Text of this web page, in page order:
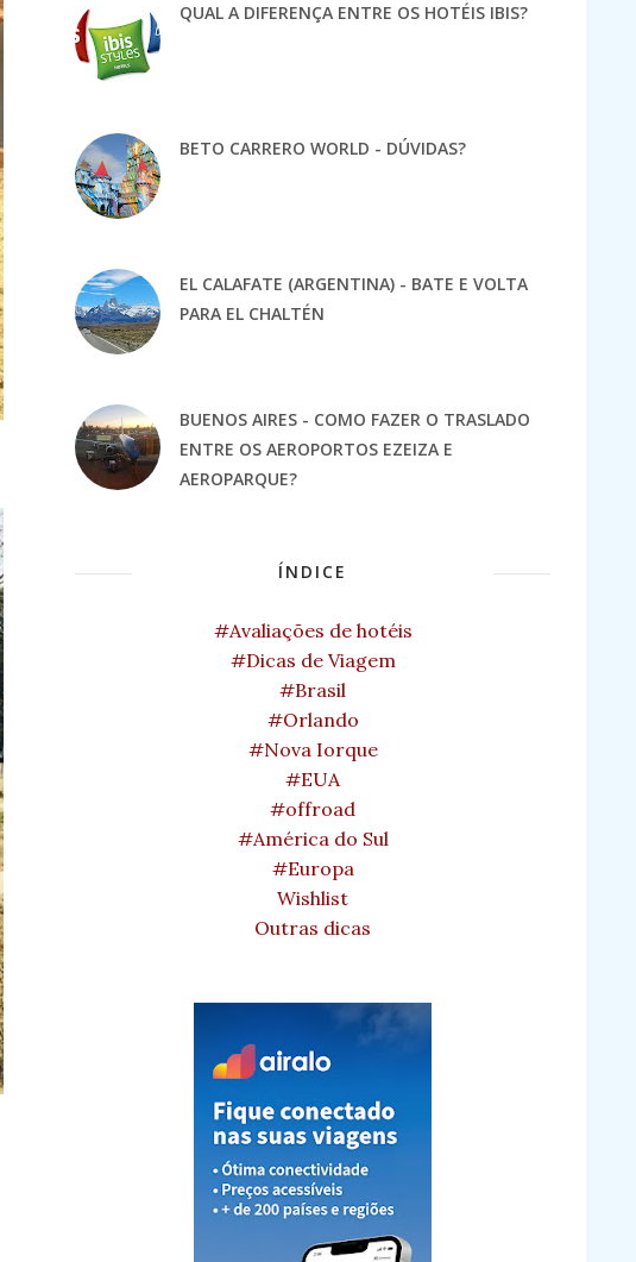
QUAL A DIFERENÇA ENTRE OS HOTÉIS IBIS?
BETO CARRERO WORLD - DÚVIDAS?
EL CALAFATE (ARGENTINA) - BATE E VOLTA
PARA EL CHALTÉN
BUENOS AIRES - COMO FAZER O TRASLADO
ENTRE OS AEROPORTOS EZEIZA E
AEROPARQUE?
ÍNDICE
#Avaliações de hotéis
#Dicas de Viagem
#Brasil
#Orlando
#Nova Iorque
#EUA
#offroad
#América do Sul
#Europa
Wishlist
Outras dicas